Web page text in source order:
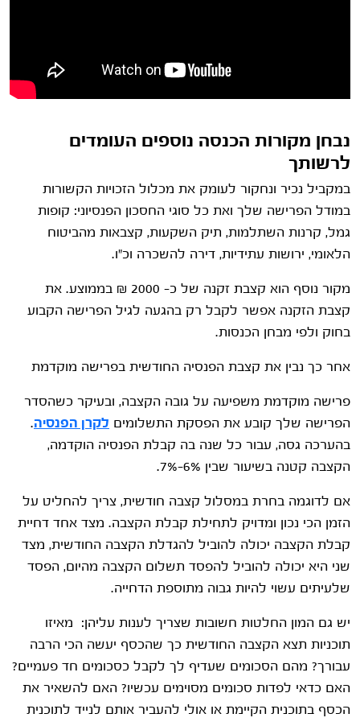
נבחן מקורות הכנסה נוספים העומדים
לרשותך
במקביל נכיר ונחקור לעומק את מכלול הזכויות הקשורות
במודל הפרישה שלך ואת כל סוגי החסכון הפנסיוני: קופות
גמל, קרנות השתלמות, תיק השקעות, קצבאות מהביטוח
הלאומי, ירושות עתידיות, דירה להשכרה וכ"ו.
מקור נוסף הוא קצבת זקנה של כ- 2000 ₪ בממוצע. את
קצבת הזקנה אפשר לקבל רק בהגעה לגיל הפרישה הקבוע
בחוק ולפי מבחן הכנסות.
אחר כך נבין את קצבת הפנסיה החודשית בפרישה מוקדמת
פרישה מוקדמת משפיעה על גובה הקצבה, ובעיקר כשהסדר
הפרישה שלך קובע את הפסקת התשלומים לקרן הפנסיה.
בהערכה גסה, עבור כל שנה בה קבלת הפנסיה הוקדמה,
הקצבה קטנה בשיעור שבין 6%-7%.
אם לדוגמה בחרת במסלול קצבה חודשית, צריך להחליט על
הזמן הכי נכון ומדויק לתחילת קבלת הקצבה. מצד אחד דחיית
קבלת הקצבה יכולה להוביל להגדלת הקצבה החודשית, מצד
שני היא יכולה להוביל להפסד תשלום הקצבה מהיום, הפסד
שלעיתים עשוי להיות גבוה מתוספת הדחייה.
יש גם המון החלטות חשובות שצריך לענות עליהן: מאיזו
תוכניות תצא הקצבה החודשית כך שהכסף יעשה הכי הרבה
עבורך? מהם הסכומים שעדיף לך לקבל כסכומים חד פעמיים?
האם כדאי לפדות סכומים מסוימים עכשיו? האם להשאיר את
הכסף בתוכנית הקיימת או אולי להעביר אותם לנייד לתוכנית